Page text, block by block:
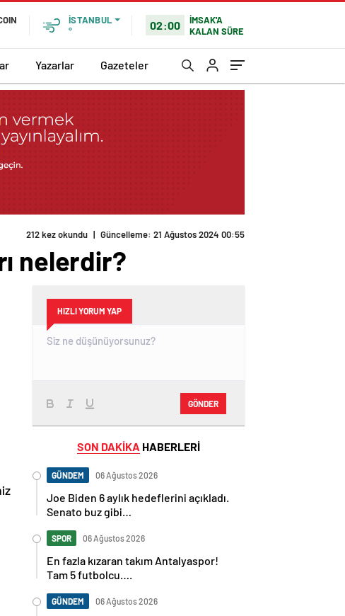
İSTANBUL
°
02:00
İMSAK'A
KALAN SÜRE
Yazarlar Gazeteler
212 kez okundu | Güncelleme: 21 Ağustos 2024 00:55
nelerdir?
HIZLI YORUM YAP
GÖNDER
SON DAKİKA HABERLERİ
GÜNDEM 06 Ağustos 2026
Joe Biden 6 aylık hedeflerini açıkladı.
Senato buz gibi…
SPOR 06 Ağustos 2026
En fazla kızaran takım Antalyaspor!
Tam 5 futbolcu….
GÜNDEM 06 Ağustos 2026